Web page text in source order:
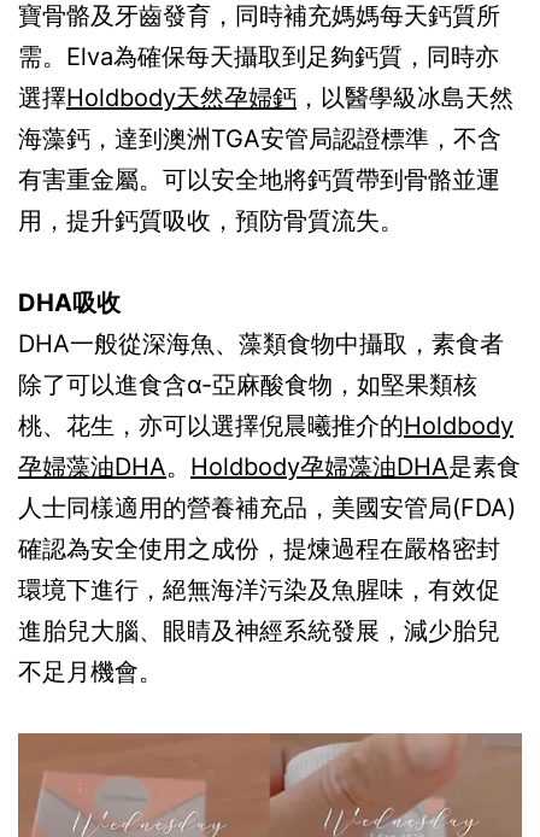
寶骨骼及牙齒發育，同時補充媽媽每天鈣質所
需。Elva為確保每天攝取到足夠鈣質，同時亦
選擇Holdbody天然孕婦鈣 ，以醫學級冰島天然
海藻鈣，達到澳洲TGA安管局認證標準，不含
有害重金屬。可以安全地將鈣質帶到骨骼並運
用，提升鈣質吸收，預防骨質流失。
DHA吸收
DHA一般從深海魚、藻類食物中攝取，素食者
除了可以進食含α-亞麻酸食物，如堅果類核
桃、花生，亦可以選擇倪晨曦推介的Holdbody
孕婦藻油DHA。 Holdbody孕婦藻油DHA是素食
人士同樣適用的營養補充品，美國安管局(FDA)
確認為安全使用之成份，提煉過程在嚴格密封
環境下進行，絕無海洋污染及魚腥味，有效促
進胎兒大腦、眼睛及神經系統發展，減少胎兒
不足月機會。